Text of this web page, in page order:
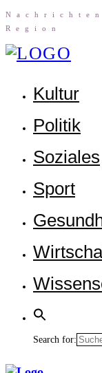
Region
Kul­tur
Poli­tik
Sozia­les
Sport
Search for: